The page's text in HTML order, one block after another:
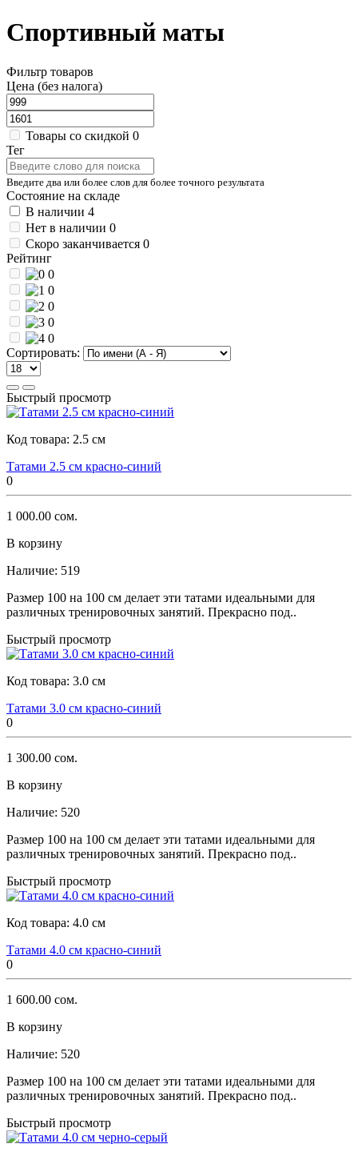
Спортивный маты
Фильтр товаров
Цена (без налога)
Товары со скидкой 0
Тег
Введите два или более слов для более точного результата
Состояние на складе
В наличии 4
Нет в наличии 0
Скоро заканчивается 0
Рейтинг
0
0
0
0
0
Сортировать:
Быстрый просмотр
Код товара: 2.5 см
Татами 2.5 см красно-синий
0
1 000.00 сом.
В корзину
Наличие: 519
Размер 100 на 100 см делает эти татами идеальными для
различных тренировочных занятий. Прекрасно под..
Быстрый просмотр
Код товара: 3.0 см
Татами 3.0 см красно-синий
0
1 300.00 сом.
В корзину
Наличие: 520
Размер 100 на 100 см делает эти татами идеальными для
различных тренировочных занятий. Прекрасно под..
Быстрый просмотр
Код товара: 4.0 см
Татами 4.0 см красно-синий
0
1 600.00 сом.
В корзину
Наличие: 520
Размер 100 на 100 см делает эти татами идеальными для
различных тренировочных занятий. Прекрасно под..
Быстрый просмотр